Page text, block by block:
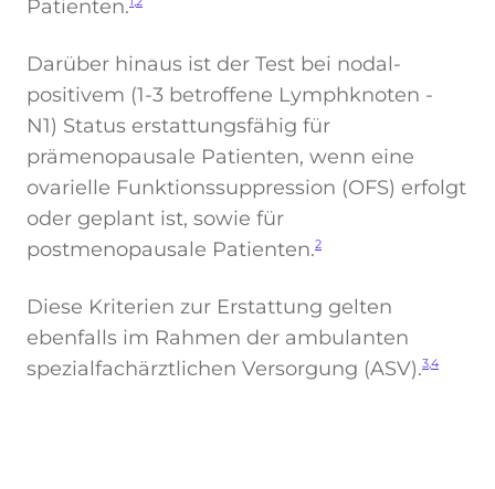
Patienten.
Darüber hinaus ist der Test bei nodal-
positivem (1-3 betroffene Lymphknoten -
N1) Status erstattungsfähig für
prämenopausale Patienten, wenn eine
ovarielle Funktionssuppression (OFS) erfolgt
oder geplant ist, sowie für
postmenopausale Patienten.2
Diese Kriterien zur Erstattung gelten
ebenfalls im Rahmen der ambulanten
spezialfachärztlichen Versorgung (ASV).3,4